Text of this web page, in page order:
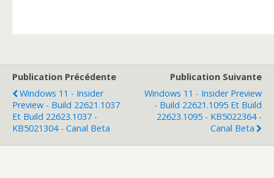
Publication Précédente
Windows 11 - Insider
Preview - Build 22621.1037
Et Build 22623.1037 -
KB5021304 - Canal Beta
Publication Suivante
Windows 11 - Insider Preview
- Build 22621.1095 Et Build
22623.1095 - KB5022364 -
Canal Beta